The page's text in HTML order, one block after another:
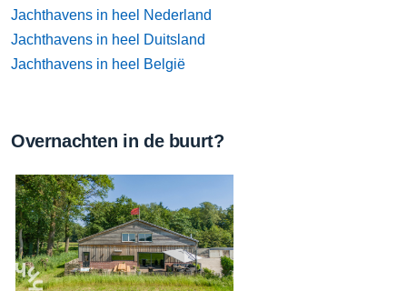
Jachthavens in heel Nederland
Jachthavens in heel Duitsland
Jachthavens in heel België
Overnachten in de buurt?